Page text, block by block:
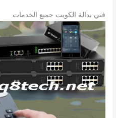
فني بدالة الكويت جميع الخدمات